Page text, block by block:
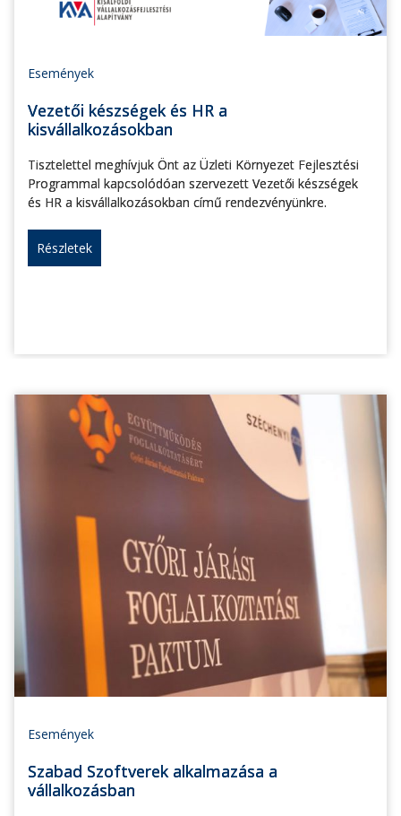
Események
Vezetői készségek és HR a
kisvállalkozásokban
Tisztelettel meghívjuk Önt az Üzleti Környezet Fejlesztési
Programmal kapcsolódóan szervezett Vezetői készségek
és HR a kisvállalkozásokban című rendezvényünkre.
Részletek
Események
Szabad Szoftverek alkalmazása a
vállalkozásban